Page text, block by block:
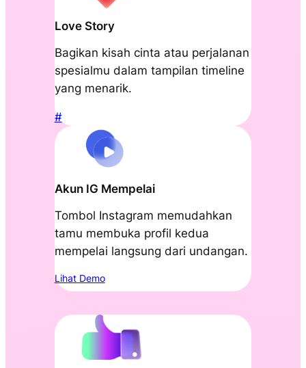
Love Story
Bagikan kisah cinta atau perjalanan
spesialmu dalam tampilan timeline
yang menarik.
#
Akun IG Mempelai
Tombol Instagram memudahkan
tamu membuka profil kedua
mempelai langsung dari undangan.
Lihat Demo